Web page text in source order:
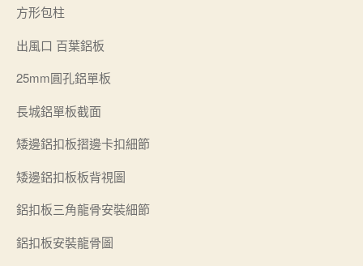
方形包柱
出風口 百葉鋁板
25mm圓孔鋁單板
長城鋁單板截面
矮邊鋁扣板摺邊卡扣細節
矮邊鋁扣板板背視圖
鋁扣板三角龍骨安裝細節
鋁扣板安裝龍骨圖